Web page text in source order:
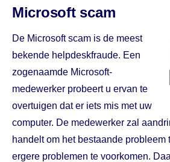
Microsoft scam
De Microsoft scam is de meest
bekende helpdeskfraude. Een
zogenaamde Microsoft-
medewerker probeert u ervan te
overtuigen dat er iets mis met uw
computer. De medewerker zal
handelt om het bestaande probleem
ergere problemen te voorkomen.